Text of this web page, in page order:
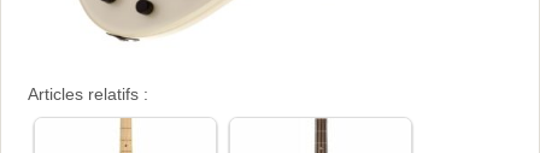
Articles relatifs :